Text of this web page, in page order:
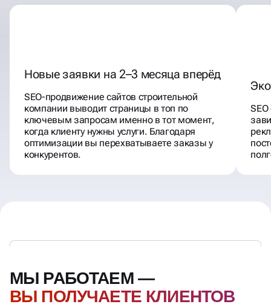
Новые заявки на 2–3 месяца вперёд
SEO-продвижение сайтов строительной
компании выводит страницы в топ по
ключевым запросам именно в тот момент,
когда клиенту нужны услуги. Благодаря
оптимизации вы перехватываете заказы у
конкурентов.
МЫ РАБОТАЕМ —
ВЫ ПОЛУЧАЕТЕ КЛИЕНТОВ